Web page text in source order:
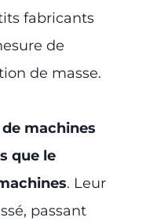
fabricants
de
de masse.
machines
que le
. Leur
passant